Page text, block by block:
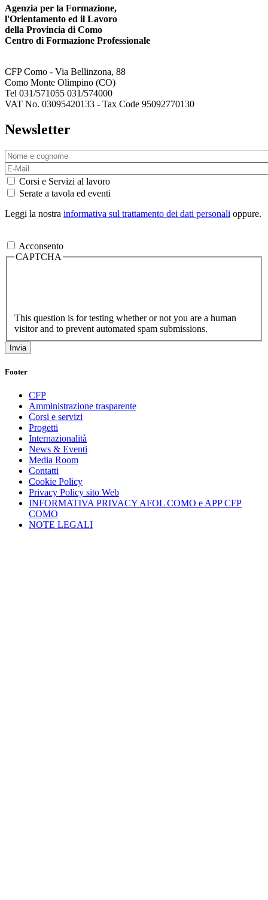
Agenzia per la Formazione,
l'Orientamento ed il Lavoro
della Provincia di Como
Centro di Formazione Professionale
CFP Como - Via Bellinzona, 88
Como Monte Olimpino (CO)
Tel 031/571055 031/574000
VAT No. 03095420133 - Tax Code 95092770130
Newsletter
Corsi e Servizi al lavoro
Serate a tavola ed eventi
Leggi la nostra informativa sul trattamento dei dati personali oppure.
Acconsento
CAPTCHA
This question is for testing whether or not you are a human
visitor and to prevent automated spam submissions.
Footer
CFP
Amministrazione trasparente
Corsi e servizi
Progetti
Internazionalità
News & Eventi
Media Room
Contatti
Cookie Policy
Privacy Policy sito Web
INFORMATIVA PRIVACY AFOL COMO e APP CFP
COMO
NOTE LEGALI